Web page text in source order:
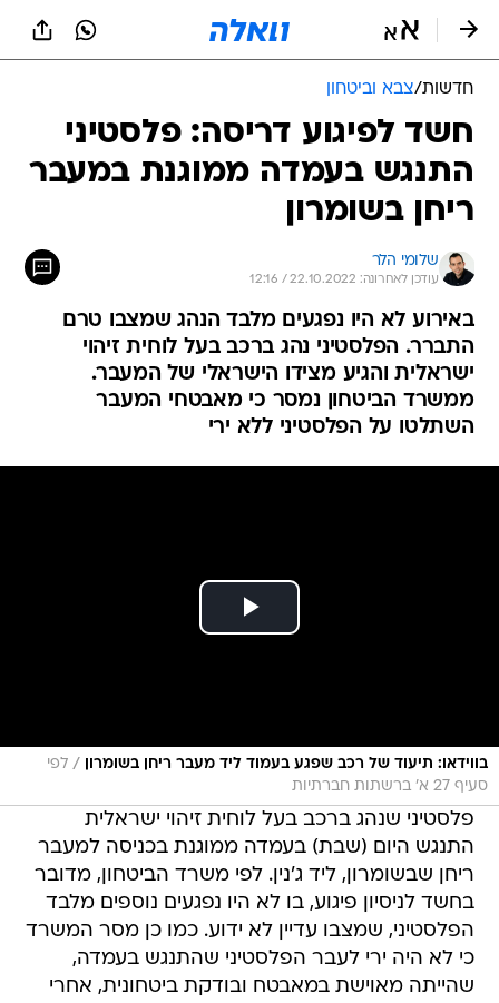
חדשות/צבא וביטחון
חשד לפיגוע דריסה: פלסטיני
התנגש בעמדה ממוגנת במעבר
ריחן בשומרון
שלומי הלר
עודכן לאחרונה: 22.10.2022 / 12:16
באירוע לא היו נפגעים מלבד הנהג שמצבו טרם
התברר. הפלסטיני נהג ברכב בעל לוחית זיהוי
ישראלית והגיע מצידו הישראלי של המעבר.
ממשרד הביטחון נמסר כי מאבטחי המעבר
השתלטו על הפלסטיני ללא ירי
בווידאו: תיעוד של רכב שפגע בעמוד ליד מעבר ריחן בשומרון / לפי
סעיף 27 א' ברשתות חברתיות
פלסטיני שנהג ברכב בעל לוחית זיהוי ישראלית
התנגש היום (שבת) בעמדה ממוגנת בכניסה למעבר
ריחן שבשומרון, ליד ג'נין. לפי משרד הביטחון, מדובר
בחשד לניסיון פיגוע, בו לא היו נפגעים נוספים מלבד
הפלסטיני, שמצבו עדיין לא ידוע. כמו כן מסר המשרד
כי לא היה ירי לעבר הפלסטיני שהתנגש בעמדה,
שהייתה מאוישת במאבטח ובודקת ביטחונית, אחרי